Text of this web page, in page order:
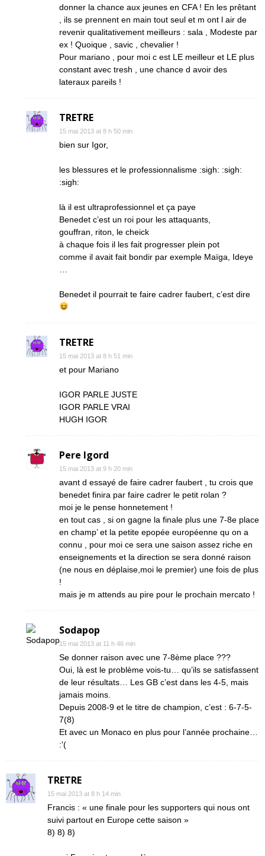
donner la chance aux jeunes en CFA ! En les prêtant
, ils se prennent en main tout seul et m ont l air de
revenir qualitativement meilleurs : sala , Modeste par
ex ! Quoique , savic , chevalier !
Pour mariano , pour moi c est LE meilleur et LE plus
constant avec tresh , une chance d avoir des
lateraux pareils !
TRETRE
15 mai 2013 at 8 h 50 min
bien sur Igor,
les blessures et le professionnalisme :sigh: :sigh:
:sigh:
là il est ultraprofessionnel et ça paye
Benedet c’est un roi pour les attaquants,
gouffran, riton, le cheick
à chaque fois il les fait progresser plein pot
comme il avait fait bondir par exemple Maïga, Ideye
Benedet il pourrait te faire cadrer faubert, c’est dire
TRETRE
15 mai 2013 at 8 h 51 min
et pour Mariano
IGOR PARLE JUSTE
IGOR PARLE VRAI
HUGH IGOR
Pere Igord
15 mai 2013 at 9 h 20 min
avant d essayé de faire cadrer faubert , tu crois que
benedet finira par faire cadrer le petit rolan ?
moi je le pense honnetement !
en tout cas , si on gagne la finale plus une 7-8e place
en champ’ et la petite epopée européenne qu on a
connu , pour moi ce sera une saison assez riche en
enseignements et la direction se sera donné raison
(ne nous en déplaise,moi le premier) une fois de plus
!
mais je m attends au pire pour le prochain mercato !
Sodapop
15 mai 2013 at 11 h 46 min
Se donner raison avec une 7-8ème place ???
Oui, là est le problème vois-tu… qu’ils se satisfassent
de leur résultats… Les GB c’est dans les 4-5, mais
jamais moins.
Depuis 2008-9 et le titre de champion, c’est : 6-7-5-
7(8)
Et avec un Monaco en plus pour l’année prochaine…
:'(
TRETRE
15 mai 2013 at 8 h 14 min
Francis : « une finale pour les supporters qui nous ont
suivi partout en Europe cette saison »
8) 8) 8)